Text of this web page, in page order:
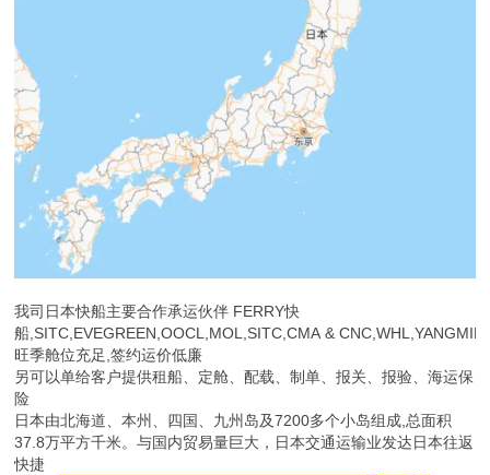
我司日本快船主要合作承运伙伴 FERRY快
船,SITC,EVEGREEN,OOCL,MOL,SITC,CMA &
旺季舱位充足,签约运价低廉
另可以单给客户提供租船、定舱、配载、制单、报关、报验、海运保
险
日本由北海道、本州、四国、九州岛及7200多个小岛组成,总面积
37.8万平方千米。与国内贸易量巨大，日本交通运输业发达日本往返
快捷